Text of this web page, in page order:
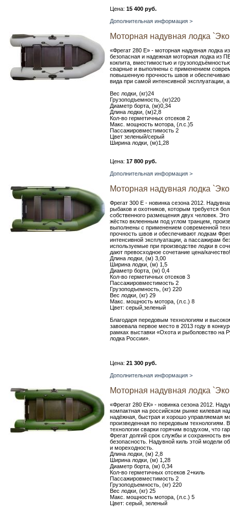
Цена: 15 400 руб.
Дополнительная информация >
Моторная надувная лодка
«Фрегат 280 Е» - моторная надувная лодка
безопасная и надежная моторная лодка из
кокпита, вместимостью и
сварные и выполнены с применением
повышенную прочность швов и
вида при самой интенсивной эксплуатации,
Вес лодки, (кг)24
Грузоподъемность, (кг)220
Диаметр борта, (м)0,34
Длина лодки, (м)2,8
Кол-во герметичных отсеков 2
Макс. мощность мотора, (л.с.)5
Пассажировместимость 2
Цвет зеленый/серый
Ширина лодки, (м)1,28
Цена: 17 800 руб.
Дополнительная информация >
Моторная надувная лодка
Фрегат 300 Е - новинка сезона 2012.
рыбаков и охотников, которым требуется
собственного размещения двух человек.
жёстко вклеенным под углом транцем,
выполнены с применением современной
прочность швов и обеспечивают лодкам
интенсивной эксплуатации, а пассажирам
используемые при производстве лодки в
дают превосходное сочетание цена/качество!
Длина лодки, (м) 3,00
Ширина лодки, (м) 1,5
Диаметр борта, (м) 0,4
Кол-во герметичных отсеков 3
Пассажировместимость 2
Грузоподъемность, (кг) 220
Вес лодки, (кг) 29
Макс. мощность мотора, (л.с.) 8
Цвет: серый,зеленый
Благодаря передовым технологиям и
завоевала первое место в 2013 году в
рамках выставки «Охота и рыболовство на
лодка России».
Цена: 21 300 руб.
Дополнительная информация >
Моторная надувная лодка
«Фрегат 280 ЕК» - новинка сезона 2012.
компактная на российском рынке килевая
надёжная, быстрая и хорошо управляемая
произведенная по передовым
технологии сварки горячим воздухом, что
Фрегат долгий срок службы и сохранность
безопасность. Надувной киль этой модели
и мореходность.
Длина лодки, (м) 2,8
Ширина лодки, (м) 1,28
Диаметр борта, (м) 0,34
Кол-во герметичных отсеков 2+киль
Пассажировместимость 2
Грузоподъемность, (кг) 220
Вес лодки, (кг) 25
Макс. мощность мотора, (л.с.) 5
Цвет: серый, зеленый